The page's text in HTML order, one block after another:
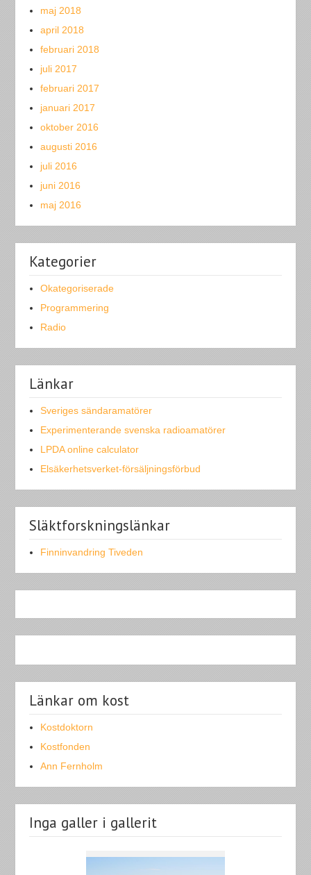
maj 2018
april 2018
februari 2018
juli 2017
februari 2017
januari 2017
oktober 2016
augusti 2016
juli 2016
juni 2016
maj 2016
Kategorier
Okategoriserade
Programmering
Radio
Länkar
Sveriges sändaramatörer
Experimenterande svenska radioamatörer
LPDA online calculator
Elsäkerhetsverket-försäljningsförbud
Släktforskningslänkar
Finninvandring Tiveden
Länkar om kost
Kostdoktorn
Kostfonden
Ann Fernholm
Inga galler i gallerit